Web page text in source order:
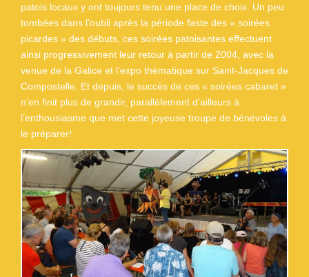
patois locaux y ont toujours tenu une place de choix. Un peu
tombées dans l’oubli après la période faste des « soirées
picardes » des débuts, ces soirées patoisantes effectuent
ainsi progressivement leur retour à partir de 2004, avec la
venue de la Galice et l’expo thématique sur Saint-Jacques de
Compostelle. Et depuis, le succès de ces « soirées cabaret »
n’en finit plus de grandir, parallèlement d’ailleurs à
l’enthousiasme que met cette joyeuse troupe de bénévoles à
le préparer!